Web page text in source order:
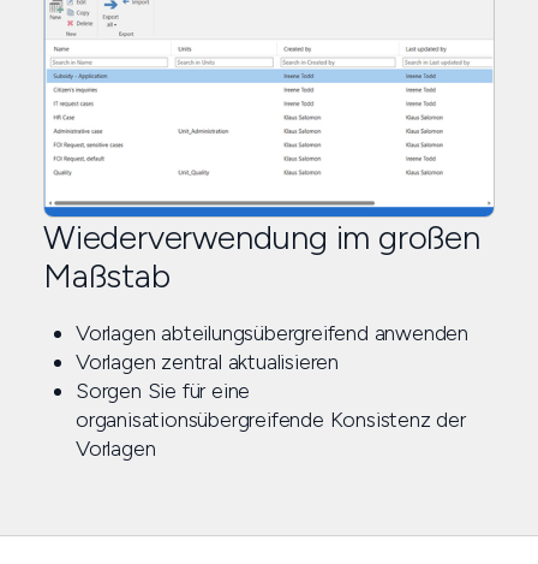
Wiederverwendung im großen
Maßstab
Vorlagen abteilungsübergreifend anwenden
Vorlagen zentral aktualisieren
Sorgen Sie für eine
organisationsübergreifende Konsistenz der
Vorlagen